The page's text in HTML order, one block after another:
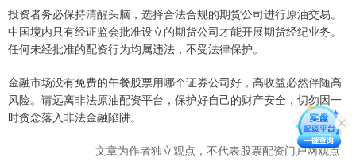
投资者务必保持清醒头脑，选择合法合规的期货公司进行原油交易。
中国境内只有经证监会批准设立的期货公司才能开展期货经纪业务。
任何未经批准的配资行为均属违法，不受法律保护。
金融市场没有免费的午餐股票用哪个证券公司好，高收益必然伴随高
风险。请远离非法原油配资平台，保护好自己的财产安全，切勿因一
时贪念落入非法金融陷阱。
文章为作者独立观点，不代表股票配资门户网观点